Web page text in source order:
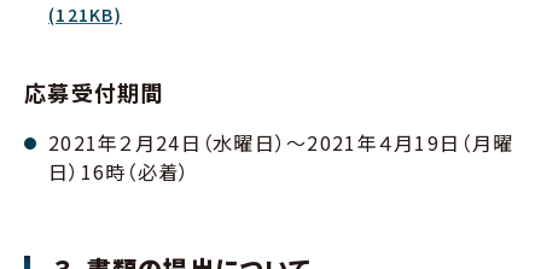
(121KB)
応募受付期間
2021年２月24日（水曜日）～2021年４月19日（月曜
日）16時（必着）